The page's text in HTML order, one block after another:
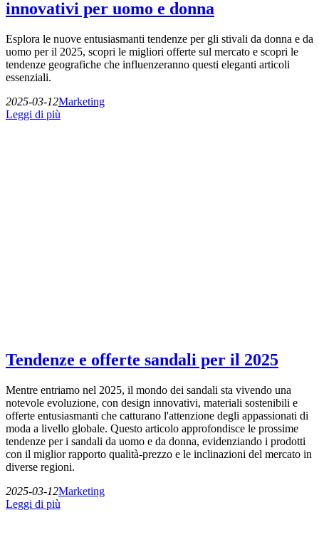
innovativi per uomo e donna
Esplora le nuove entusiasmanti tendenze per gli stivali da donna e da
uomo per il 2025, scopri le migliori offerte sul mercato e scopri le
tendenze geografiche che influenzeranno questi eleganti articoli
essenziali.
2025-03-12Marketing
Leggi di più
Tendenze e offerte sandali per il 2025
Mentre entriamo nel 2025, il mondo dei sandali sta vivendo una
notevole evoluzione, con design innovativi, materiali sostenibili e
offerte entusiasmanti che catturano l'attenzione degli appassionati di
moda a livello globale. Questo articolo approfondisce le prossime
tendenze per i sandali da uomo e da donna, evidenziando i prodotti
con il miglior rapporto qualità-prezzo e le inclinazioni del mercato in
diverse regioni.
2025-03-12Marketing
Leggi di più